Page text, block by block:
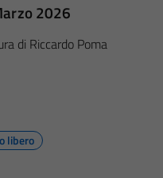
2026
di Riccardo Poma
libero